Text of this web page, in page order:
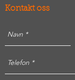
Kontakt oss